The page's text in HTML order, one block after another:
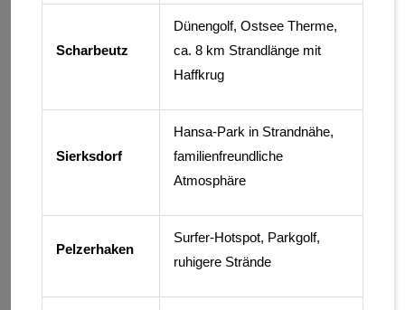
Scharbeutz
Dünengolf, Ostsee Therme,
ca. 8 km Strandlänge mit
Haffkrug
Sierksdorf
Hansa-Park in Strandnähe,
familienfreundliche
Atmosphäre
Pelzerhaken
Surfer-Hotspot, Parkgolf,
ruhigere Strände